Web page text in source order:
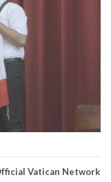
Vatican Network